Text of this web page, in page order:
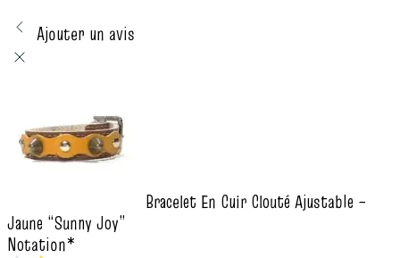
Ajouter un avis
Bracelet En Cuir Clouté Ajustable –
Jaune “Sunny Joy”
Notation*